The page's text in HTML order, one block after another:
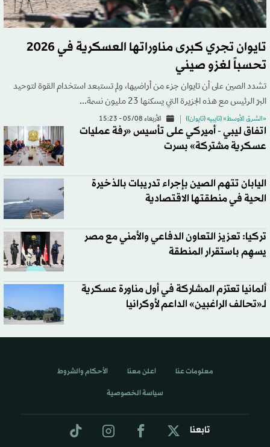
تايوان تجري كبرى مناوراتها العسكرية في 2026
تحسباً لغزو صيني
تشدد الصين على أن تايوان جزء من أراضيها، ولم تستبعد استخدام القوة لتوحيد
البرّ الرئيس مع هذه الجزيرة التي يسكنها 23 مليون نسمة...
«الشرق الأوسط» (تايبيه (تايوان)) الأربعاء 05/08 - 15:23
اتفاق ليبي - أميركي على تأسيس «رفة عمليات
عسكرية مشتركة» بسرت
اليابان تتهم الصين بإجراء تدريبات بالذخيرة
الحية في منطقتها الاقتصادية
تركيا: تعزيز التعاون الدفاعي والأمني مع مصر
يسهِم باستقرار المنطقة
ألمانيا تعتزم المشاركة في أول مناورة عسكرية
لـ«تحالف الراغبين» الداعم لأوكرانيا
تابعنا
معلومات عنا اعلن معنا الأحكام والشروط
سياسة الخصوصية